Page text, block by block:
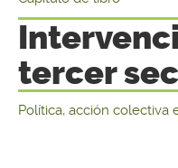
tercer
Política, acción colectiva